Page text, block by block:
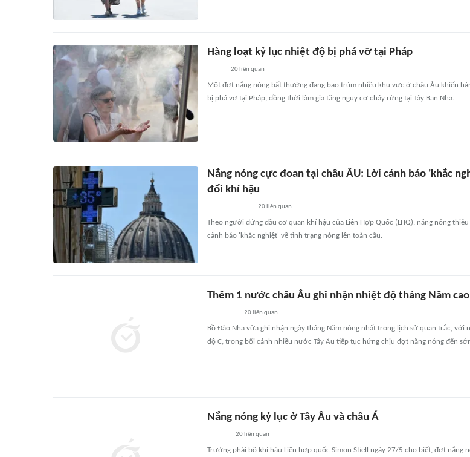
Hàng loạt kỷ lục nhiệt độ bị phá vỡ tại Pháp
20 liên quan
Một đợt nắng nóng bất thường đang bao trùm nhiều khu vực ở châu Âu khiến
bị phá vỡ tại Pháp, đồng thời làm gia tăng nguy cơ cháy rừng tại Tây Ban Nha.
Nắng nóng cực đoan tại châu ÂU: Lời cảnh báo 'khắc
đổi khí hậu
20 liên quan
Theo người đứng đầu cơ quan khí hậu của Liên Hợp Quốc (LHQ), nắng nóng
cảnh báo 'khắc nghiệt' về tình trạng nóng lên toàn cầu.
Thêm 1 nước châu Âu ghi nhận nhiệt độ tháng Năm
20liên quan
Bồ Đào Nha vừa ghi nhận ngày tháng Năm nóng nhất trong lịch sử quan trắc, với
độ C, trong bối cảnh nhiều nước Tây Âu tiếp tục hứng chịu đợt nắng nóng đến
Nắng nóng kỷ lục ở Tây Âu và châu Á
20 liên quan
Trưởng phái bộ khí hậu Liên hợp quốc Simon Stiell ngày 27/5 cho biết, đợt nắng